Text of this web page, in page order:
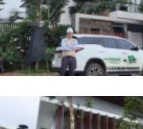
Công trình biệt thự anh Nam